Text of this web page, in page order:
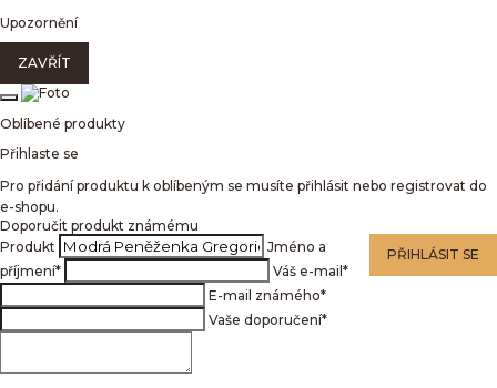
Upozornění
ZAVŘÍT
Oblíbené produkty
Přihlaste se
Pro přidání produktu k oblíbeným se musíte přihlásit nebo registrovat do
e-shopu.
PŘIHLÁSIT SE
Doporučit produkt známému
Produkt
Jméno a
příjmení* Váš e-mail *
E-mail známého*
Vaše doporučení*